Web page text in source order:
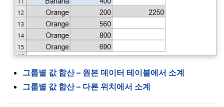
그룹별 값 합산 – 원본 데이터 테이블에서 소계
그룹별 값 합산 – 다른 위치에서 소계